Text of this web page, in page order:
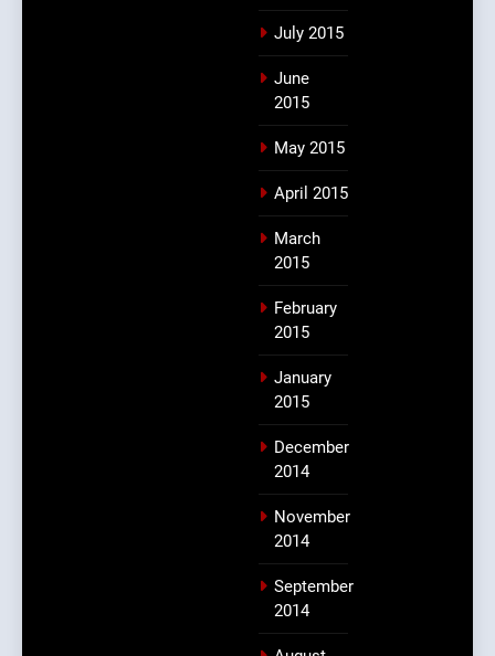
July 2015
June
2015
May 2015
April 2015
March
2015
February
2015
January
2015
December
2014
November
2014
September
2014